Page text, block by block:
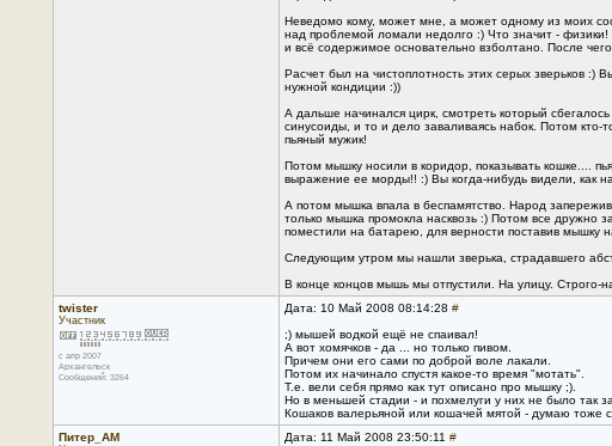
Неведомо кому, может мне, а может одному из моих
над проблемой ломали недолго :) Что значит -
и всё содержимое основательно взболтано. После
Расчет был на чистоплотность этих серых зверьков :)
нужной кондиции :))
А дальше начинался цирк, смотреть который
синусоиды, и то и дело заваливаясь набок. Потом
пьяный мужик!
Потом мышку носили в коридор, показывать кошке....
выражение ее морды!! :) Вы когда-нибудь видели, как
А потом мышка впала в беспамятство. Народ
только мышка промокла насквозь :) Потом все дружно
поместили на батарею, для верности поставив мышку
Следующим утром мы нашли зверька, страдавшего
В конце концов мышь мы отпустили. На улицу. Строго-
twister
Участник
с апр 2007
Архангельск
Сообщений: 3264
Дата: 10 Май 2008 08:14:28 #
;) мышей водкой ещё не спаивал!
А вот хомячков - да ... но только пивом.
Причем они его сами по доброй воле лакали.
Потом их начинало спустя какое-то время "мотать".
Т.е. вели себя прямо как тут описано про мышку ;).
Но в меньшей стадии - и похмелуги у них не было так
Кошаков валерьяной или кошачей мятой - думаю тоже
Питер_AM
Дата: 11 Май 2008 23:50:11 #